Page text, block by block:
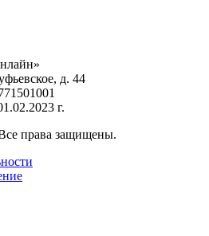
д. 44
г.
права защищены.